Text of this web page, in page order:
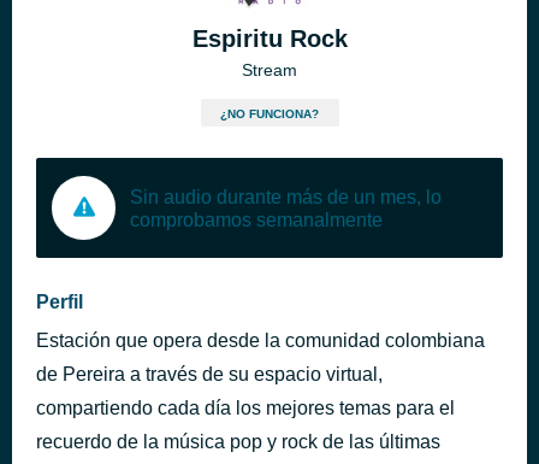
Espiritu Rock
Stream
¿NO FUNCIONA?
Sin audio durante más de un mes, lo
comprobamos semanalmente
Perfil
Estación que opera desde la comunidad colombiana
de Pereira a través de su espacio virtual,
compartiendo cada día los mejores temas para el
recuerdo de la música pop y rock de las últimas